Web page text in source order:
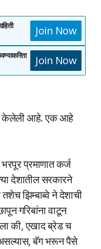
Join Now
Join Now
केलेली आहे. एक आहे
भरपूर प्रमाणात कर्ज
देशातील सरकारने
झिम्बाब्वे ने देशाची
गरिबांना वाटून
की, एखाद ब्रेड च
असल्यास, बॅग भरून पैसे